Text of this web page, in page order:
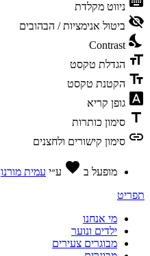
וסגירה
של
תפריט
הנגישות
ניווט מקלדת
visibility_off ביטול אנימציות / הבהובים
nights_stay
Contrast
format_size הגדלת טקסט
text_fields הקטנת טקסט
font_download גופן קריא
title סימון כותרות
link סימון קישורים ולחצנים
מופעל ב favorite ע״י עמית מורנו
תפריט
מי אנחנו
ילדים ונוער
מבוגרים צעירים